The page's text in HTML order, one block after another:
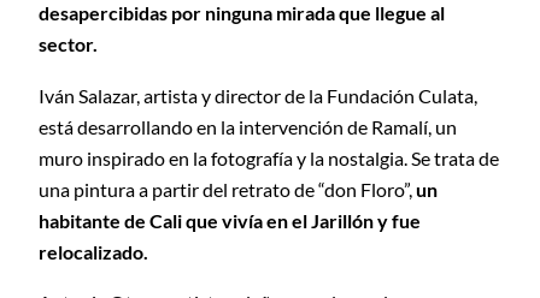
desapercibidas por ninguna mirada que llegue al
sector.
Iván Salazar, artista y director de la Fundación Culata,
está desarrollando en la intervención de Ramalí, un
muro inspirado en la fotografía y la nostalgia. Se trata de
una pintura a partir del retrato de “don Floro”, un
habitante de Cali que vivía en el Jarillón y fue
relocalizado.